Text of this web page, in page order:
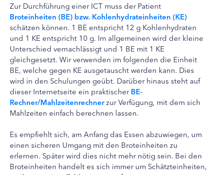
Zur Durchführung einer ICT muss der Patient
Broteinheiten (BE) bzw. Kohlenhydrateinheiten (KE)
schätzen können. 1 BE entspricht 12 g Kohlenhydraten
und 1 KE entspricht 10 g. Im allgemeinen wird der kleine
Unterschied vernachlässigt und 1 BE mit 1 KE
gleichgesetzt. Wir verwenden im folgenden die Einheit
BE, welche gegen KE ausgetauscht werden kann. Dies
wird in den Schulungen geübt. Darüber hinaus steht auf
dieser Internetseite ein praktischerBE-
Rechner/Mahlzeitenrechnerzur Verfügung, mit dem sich
Mahlzeiten einfach berechnen lassen.
Es empfiehlt sich, am Anfang das Essen abzuwiegen, um
einen sicheren Umgang mit den Broteinheiten zu
erlernen. Später wird dies nicht mehr nötig sein. Bei den
Broteinheiten handelt es sich immer um Schätzteinheiten,